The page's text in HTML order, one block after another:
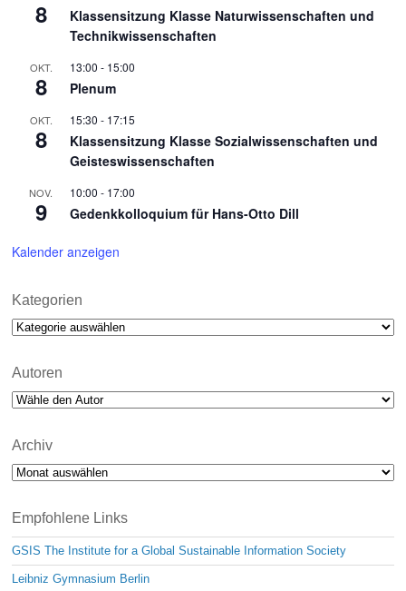
8
Klassensitzung Klasse Naturwissenschaften und
Technikwissenschaften
OKT.
8
13:00 - 15:00
Plenum
OKT.
8
15:30 - 17:15
Klassensitzung Klasse Sozialwissenschaften und
Geisteswissenschaften
NOV.
9
10:00 - 17:00
Gedenkkolloquium für Hans-Otto Dill
Kalender anzeigen
Kategorien
Kategorien
Autoren
Archiv
Archiv
Empfohlene Links
GSIS The Institute for a Global Sustainable Information Society
Leibniz Gymnasium Berlin